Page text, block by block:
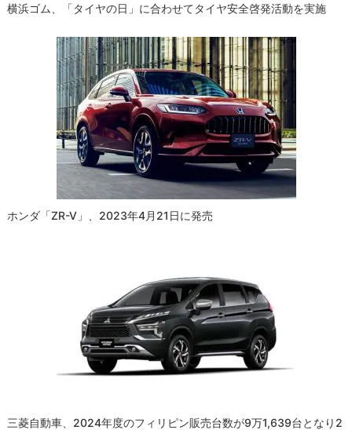
横浜ゴム、「タイヤの日」に合わせてタイヤ安全啓発活動を実施
ホンダ「ZR-V」、2023年4月21日に発売
三菱自動車、2024年度のフィリピン販売台数が9万1,639台となり2